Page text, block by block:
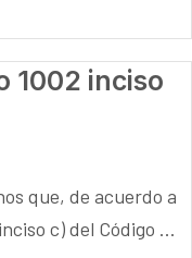
1002 inciso
que, de acuerdo a
c) del Código ...